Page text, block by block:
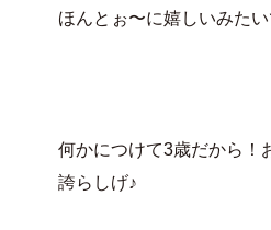
何かにつけて3歳だから！
誇らしげ♪